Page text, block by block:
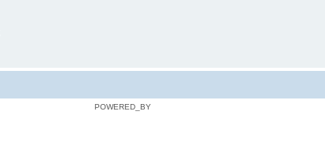
POWERED_BY